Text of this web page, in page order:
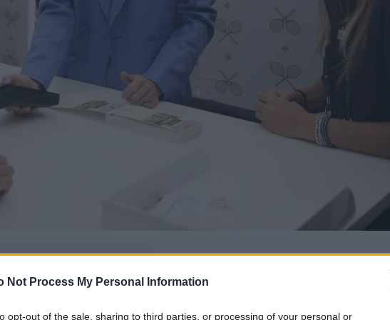
Not Process My Personal Information
opt-out of the sale, sharing to third parties, or processing of your personal or
πιο συχνά